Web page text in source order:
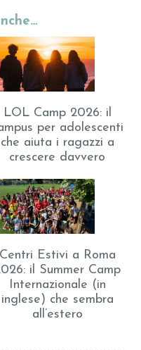
LOL Camp 2026: il
per adolescenti
che aiuta i ragazzi a
crescere davvero
Centri Estivi a Roma
il Summer Camp
Internazionale (in
inglese) che sembra
all’estero